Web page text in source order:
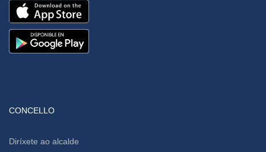
CONCELLO
Diríxete ao alcalde